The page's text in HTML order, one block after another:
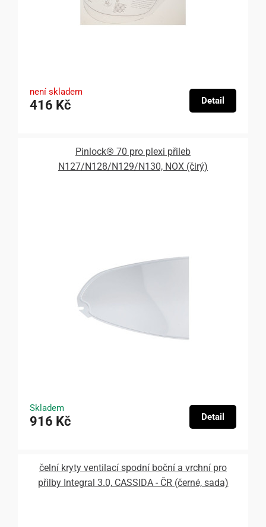
není skladem
416 Kč Detail
Pinlock® 70 pro plexi přileb
N127/N128/N129/N130, NOX (čirý)
Skladem
916 Kč Detail
čelní kryty ventilací spodní boční a vrchní pro
přilby Integral 3.0, CASSIDA - ČR (černé, sada)